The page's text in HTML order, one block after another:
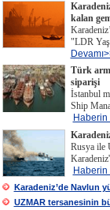
kalan
"LDR
Türk
siparişi
İstanbul
Ship
Haberin
Rusya ile
Haberin
Karadeniz’de Navlun
UZMAR tersanesinin